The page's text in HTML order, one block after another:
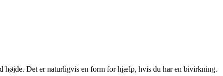
højde. Det er naturligvis en form for hjælp, hvis du har en bivirkning.